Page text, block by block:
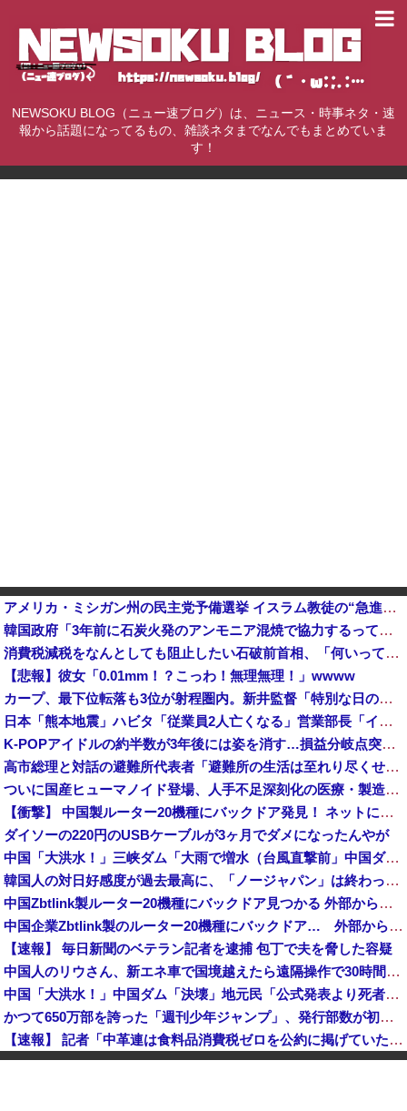
NEWSOKU BLOG（ニュー速ブログ）は、ニュース・時事ネタ・速
報から話題になってるもの、雑談ネタまでなんでもまとめていま
す！
アメリカ・ミシガン州の民主党予備選挙 イスラム教徒の“急進左派”候補が勝利確実に⋯トランプ氏は批判
韓国政府「3年前に石炭火発のアンモニア混焼で協力するっていったけどあれ取りやめな。政権変わったし」……韓国とまともな協力ができない理由、これなんですよね
消費税減税をなんとしても阻止したい石破前首相、「何いってんのこいつ」と有権者をドン引きさせるよな屁理
【悲報】彼女「0.01mm！？こっわ！無理無理！」wwww
カープ、最下位転落も3位が射程圏内。新井監督「特別な日の試合だったので負けて悔しい」【反省会】他
日本「熊本地震」ハビタ「従業員2人亡くなる」営業部長「イオンのスタッフに制止されなかった」日本「部長が連絡後の店員行動を証言（謎」イオン「再入館可能の事実ない」→
K-POPアイドルの約半数が3年後には姿を消す…損益分岐点突破は4％未満
高市総理と対話の避難所代表者「避難所の生活は至れり尽くせりで全く不自由ない、ありがとう！日本人でよかった！」
ついに国産ヒューマノイド登場、人手不足深刻化の医療・製造現場などでの活用想定！
【衝撃】 中国製ルーター20機種にバックドア発見！ ネットに繋ぐだけで35秒ごとに中国のサーバーと通信
ダイソーの220円のUSBケーブルが3ヶ月でダメになったんやが
中国「大洪水！」三峡ダム「大雨で増水（台風直撃前」中国ダム「緊急放流！」中国鉄道「列車が走行中に流される」中国避難所「支援物資は有料です」謎の勢力「え」→
韓国人の対日好感度が過去最高に、「ノージャパン」は終わった？＝ネット「中国より100倍いい」
中国Zbtlink製ルーター20機種にバックドア見つかる 外部から完全制御のおそれ
中国企業Zbtlink製のルーター20機種にバックドア… 外部から完全制御のおそれ
【速報】 毎日新聞のベテラン記者を逮捕 包丁で夫を脅した容疑
中国人のリウさん、新エネ車で国境越えたら遠隔操作で30時間ロックされる！
中国「大洪水！」中国ダム「決壊」地元民「公式発表より死者多い！」中国政府「住民拘束！（安否不明」中国当局「救助隊動画も削除」台風13号「三峡ダム接近中」→
かつて650万部を誇った「週刊少年ジャンプ」、発行部数が初の100万部割れ
【速報】 記者「中革連は食料品消費税ゼロを公約に掲げていたが？」→階猛氏「そ、それは財源確保という条件付き」
「コンビニ、馬鹿にすんなよ」→あのオーナー夫婦、不起訴ｗｗｗｗｗｗｗｗｗ